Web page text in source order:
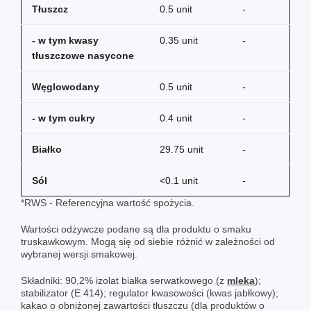
Tłuszcz 0.5 unit -
- w tym kwasy
tłuszczowe nasycone
0.35 unit -
Węglowodany 0.5 unit -
- w tym cukry 0.4 unit -
Białko 29.75 unit -
Sól <0.1 unit
-
*RWS - Referencyjna wartość spożycia.
Wartości odżywcze podane są dla produktu o smaku
truskawkowym. Mogą się od siebie różnić w zależności od
wybranej wersji smakowej.
Składniki: 90,2% izolat białka serwatkowego (z mleka);
stabilizator (E 414); regulator kwasowości (kwas jabłkowy);
kakao o obniżonej zawartości tłuszczu (dla produktów o